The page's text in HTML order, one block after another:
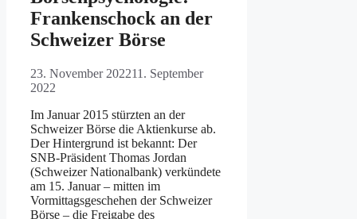
Frankenschock an der
Schweizer Börse
23. November 202211. September
2022
Im Januar 2015 stürzten an der
Schweizer Börse die Aktienkurse ab.
Der Hintergrund ist bekannt: Der
SNB-Präsident Thomas Jordan
(Schweizer Nationalbank) verkündete
am 15. Januar – mitten im
Vormittagsgeschehen der Schweizer
Börse – die Freigabe des